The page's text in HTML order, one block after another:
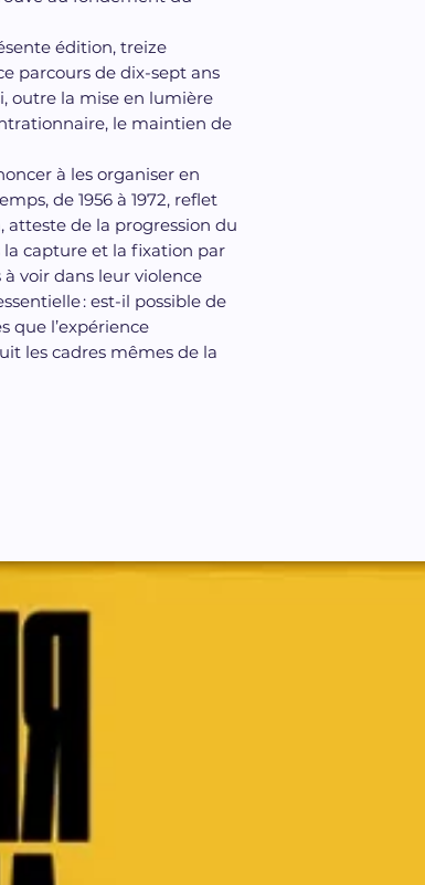
édition, treize
parcours de dix-sept ans
outre la mise en lumière
le maintien de
à les organiser en
de 1956 à 1972, reflet
atteste de la progression du
capture et la fixation par
voir dans leur violence
: est-il possible de
que l’expérience
les cadres mêmes de la